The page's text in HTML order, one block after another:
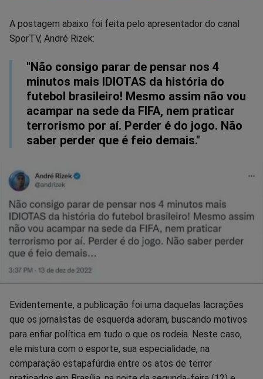
Compartilhar
Facebook
Compartilhar
Whatsapp
Compartilhar
Twitter
Compartilhar
Messenger
Compartilhar
TelegramGettr
A postagem abaixo foi feita pelo apresentador do canal
SporTV, André Rizek:
"Não consigo parar de pensar nos 4
minutos mais IDIOTAS da história do
futebol brasileiro! Mesmo assim não vou
acampar na sede da FIFA, nem praticar
terrorismo por aí. Perder é do jogo. Não
saber perder que é feio demais."
Evidentemente, a publicação foi uma daquelas lacrações
que os jornalistas de esquerda adoram, buscando motivos
para enfiar política em tudo o que os rodeia. Neste caso,
ele mistura com o esporte, sua especialidade, na
comparação estapafúrdia entre os atos de terror